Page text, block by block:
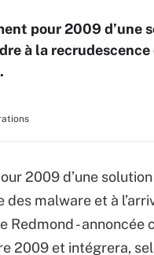
pour 2009 d’une
à la recrudescence
2009 d’une
malware et à
Redmond - annoncée
2009 et intégrera,